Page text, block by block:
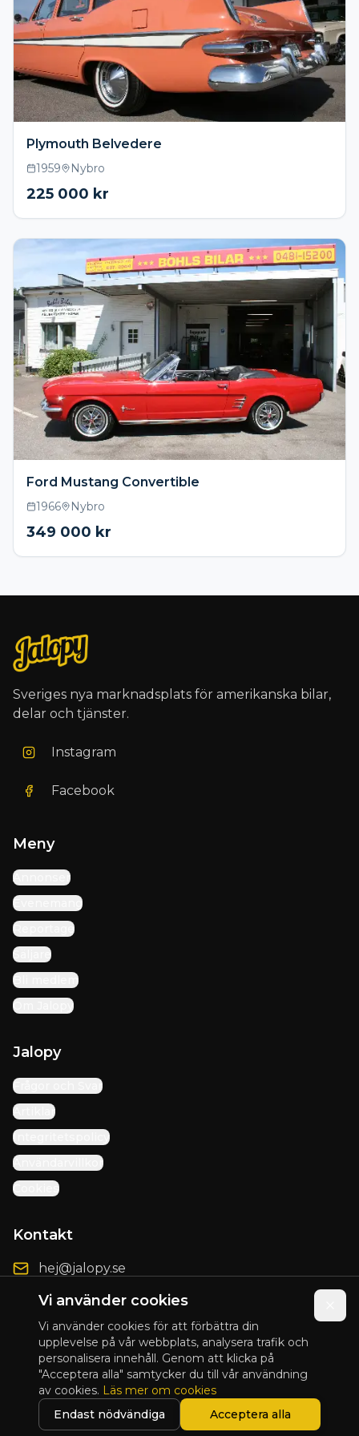
Vi använder cookies
Vi använder cookies för att förbättra din
upplevelse på vår webbplats, analysera trafik och
personalisera innehåll. Genom att klicka på
"Acceptera alla" samtycker du till vår användning
av cookies. Läs mer om cookies
Endast nödvändiga
Acceptera alla
Plymouth Belvedere
1959 Nybro
225 000 kr
Ford Mustang Convertible
1966 Nybro
349 000 kr
Sveriges nya marknadsplats för amerikanska bilar,
delar och tjänster.
Instagram
Facebook
Meny
Annonser
Evenemang
Reportage
Säljare
Bli medlem
Om Jalopy
Jalopy
Frågor och Svar
Artiklar
Integritetspolicy
Användarvillkor
Cookies
Kontakt
hej@jalopy.se
Förbättringsförslag
© 2025 Jalopy. Alla rättigheter förbehållna.
Presented by Blix Design